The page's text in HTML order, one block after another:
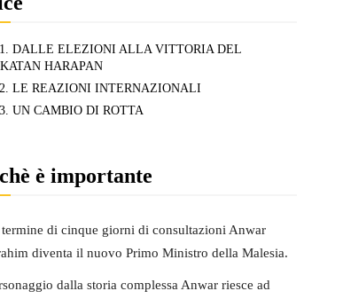
1. DALLE ELEZIONI ALLA VITTORIA DEL
HARAPAN
2. LE REAZIONI INTERNAZIONALI
3. UN CAMBIO DI ROTTA
è importante
di cinque giorni di consultazioni Anwar
diventa il nuovo Primo Ministro della Malesia.
dalla storia complessa Anwar riesce ad